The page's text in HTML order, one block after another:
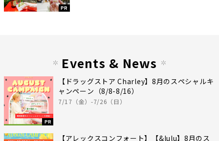
PR
Events & News
PR
【ドラッグストア Charley】8月のスペシャルキ
ャンペーン（8/8-8/16）
7/17（金）-7/26（日）
【アレックスコンフォート】【&lulu】8月のス